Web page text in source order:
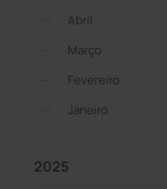
Abril
Março
Fevereiro
Janeiro
2025